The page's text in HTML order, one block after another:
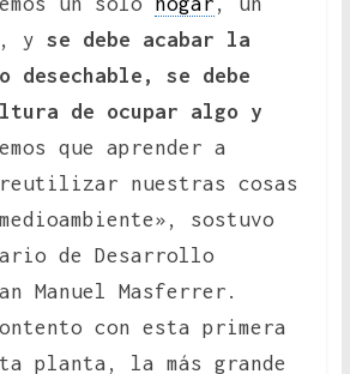
y se debe acabar la
desechable, se debe
de ocupar algo y
que aprender a
nuestras cosas
sostuvo
de Desarrollo
Manuel Masferrer.
con esta primera
planta, la más grande